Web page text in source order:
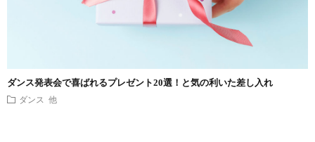
ダンス発表会で喜ばれるプレゼント20選！と気の利いた差し入れ
ダンス 他